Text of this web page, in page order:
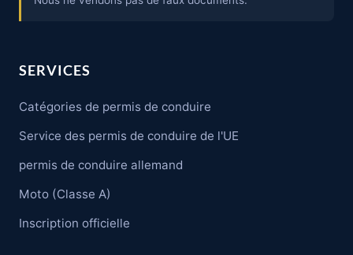
SERVICES
Catégories de permis de conduire
Service des permis de conduire de l'UE
permis de conduire allemand
Moto (Classe A)
Inscription officielle